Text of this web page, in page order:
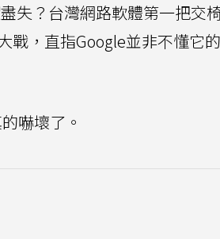
失？台灣網路軟體第一把交
戰，直指Google並非不懂它
嚇壞了。